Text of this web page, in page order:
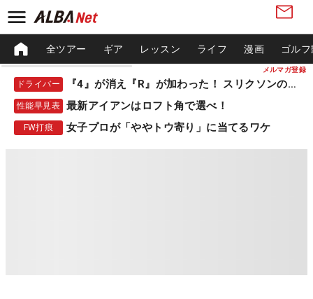
メルマガ登録
全ツアー ギア レッスン ライフ 漫画 ゴル
ドライバー 『4』が消え『R』が加わった！ スリクソンの新作
性能早見表 最新アイアンはロフト角で選べ！
FW打痕 女子プロが「ややトウ寄り」に当てるワケ